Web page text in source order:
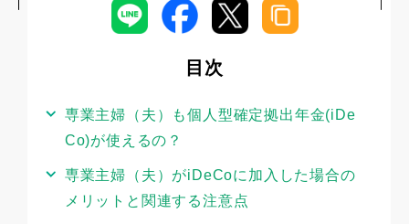
目次
専業主婦（夫）も個人型確定拠出年金(iDe
Co)が使えるの？
専業主婦（夫）がiDeCoに加入した場合の
メリットと関連する注意点